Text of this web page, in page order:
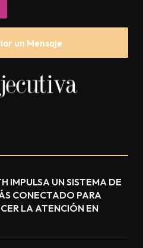
un Mensaje
IMPULSA UN SISTEMA DE
CONECTADO PARA
LA ATENCIÓN EN